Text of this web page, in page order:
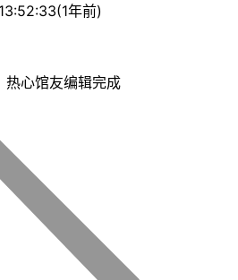
年前)
热心馆友编辑完成